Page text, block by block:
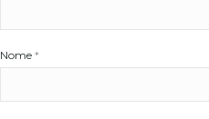
Nome *